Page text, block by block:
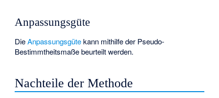
Anpassungsgüte
DieAnpassungsgütekann mithilfe der Pseudo-
Bestimmtheitsmaßebeurteilt werden.
Nachteile der Methode